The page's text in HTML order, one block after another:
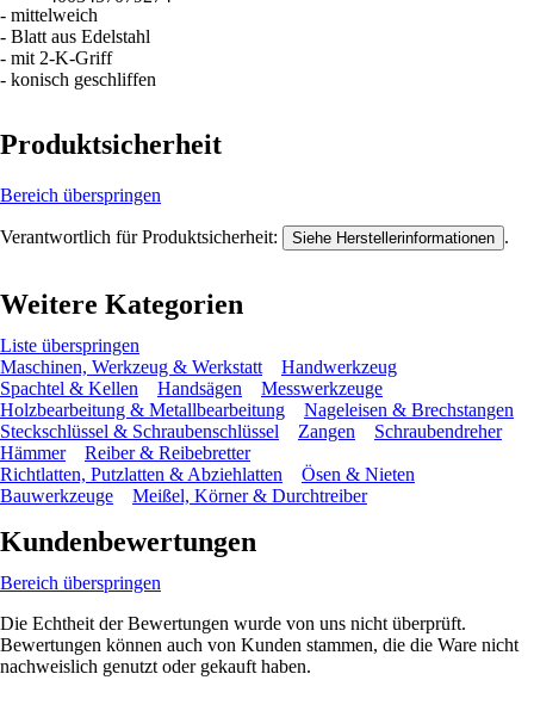
- mittelweich
- Blatt aus Edelstahl
- mit 2-K-Griff
- konisch geschliffen
Produktsicherheit
Bereich überspringen
Verantwortlich für Produktsicherheit: Siehe Herstellerinformationen .
Weitere Kategorien
Liste überspringen
Maschinen, Werkzeug & Werkstatt
Handwerkzeug
Spachtel & Kellen
Handsägen
Messwerkzeuge
Holzbearbeitung & Metallbearbeitung
Nageleisen & Brechstangen
Steckschlüssel & Schraubenschlüssel
Zangen
Schraubendreher
Hämmer
Reiber & Reibebretter
Richtlatten, Putzlatten & Abziehlatten
Ösen & Nieten
Bauwerkzeuge
Meißel, Körner & Durchtreiber
Kundenbewertungen
Bereich überspringen
Die Echtheit der Bewertungen wurde von uns nicht überprüft.
Bewertungen können auch von Kunden stammen, die die Ware nicht
nachweislich genutzt oder gekauft haben.